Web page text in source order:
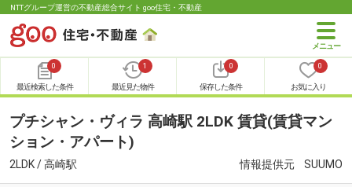
NTTグループ運営の不動産総合サイト goo住宅・不動産
0
最近検索した条件
1
最近見た物件
0
保存した条件
0
お気に入り
プチシャン・ヴィラ 高崎駅 2LDK 賃貸(賃貸マン
ション・アパート)
2LDK / 高崎駅 情報提供元 SUUMO